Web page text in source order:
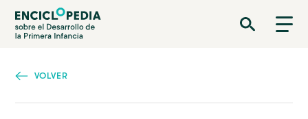
Pasar
contenido
Enciclopedia sobre el Desarrollo de la Primera Infancia
VOLVER